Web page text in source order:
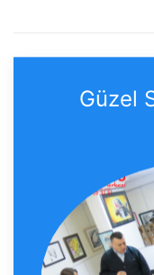
Güzel